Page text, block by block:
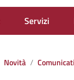
Servizi
Novità